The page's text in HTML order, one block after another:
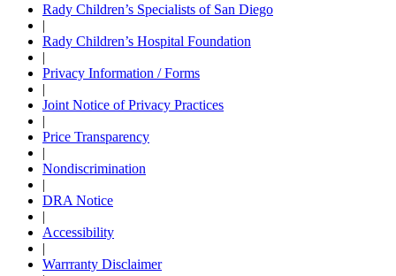
Rady Children’s Specialists of San Diego
|
Rady Children’s Hospital Foundation
|
Privacy Information / Forms
|
Joint Notice of Privacy Practices
|
Price Transparency
|
Nondiscrimination
|
DRA Notice
|
Accessibility
|
Warrranty Disclaimer